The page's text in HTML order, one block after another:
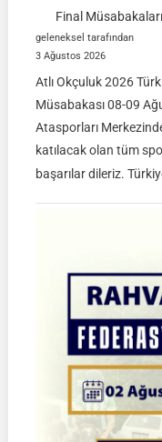
Final
geleneksel tarafından
3 Ağustos 2026
Atlı Okçuluk 2026
Müsabakası 08-09
Atasporları
katılacak olan tüm
başarılar dileriz.